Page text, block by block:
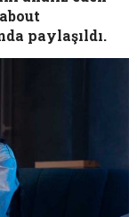
paylaşıldı.